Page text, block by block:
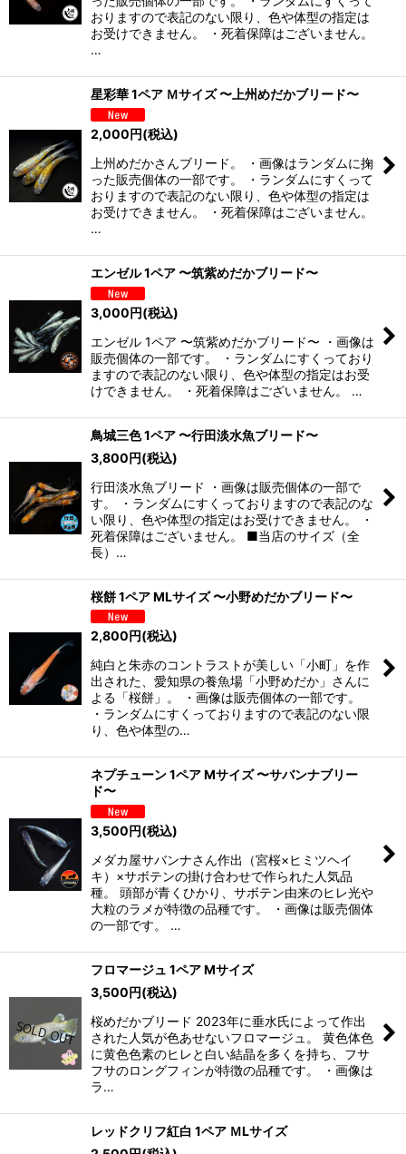
おりますので表記のない限り、色や体型の指定は
お受けできません。 ・死着保障はございません。
…
星彩華 1ペア Ｍサイズ 〜上州めだかブリード〜
2,000円(税込)
上州めだかさんブリード。 ・画像はランダムに掬
った販売個体の一部です。 ・ランダムにすくって
おりますので表記のない限り、色や体型の指定は
お受けできません。 ・死着保障はございません。
…
エンゼル 1ペア 〜筑紫めだかブリード〜
3,000円(税込)
エンゼル 1ペア 〜筑紫めだかブリード〜 ・画像は
販売個体の一部です。 ・ランダムにすくっており
ますので表記のない限り、色や体型の指定はお受
けできません。 ・死着保障はございません。 …
鳥城三色 1ペア 〜行田淡水魚ブリード〜
3,800円(税込)
行田淡水魚ブリード ・画像は販売個体の一部で
す。 ・ランダムにすくっておりますので表記のな
い限り、色や体型の指定はお受けできません。 ・
死着保障はございません。 ■当店のサイズ（全
長）…
桜餅 1ペア MLサイズ 〜小野めだかブリード〜
2,800円(税込)
純白と朱赤のコントラストが美しい「小町」を作
出された、愛知県の養魚場「小野めだか」さんに
よる「桜餅」。 ・画像は販売個体の一部です。
・ランダムにすくっておりますので表記のない限
り、色や体型の…
ネプチューン 1ペア Mサイズ 〜サバンナブリー
ド〜
3,500円(税込)
メダカ屋サバンナさん作出（宮桜×ヒミツヘイ
キ）×サボテンの掛け合わせで作られた人気品
種。 頭部が青くひかり、サボテン由来のヒレ光や
大粒のラメが特徴の品種です。 ・画像は販売個体
の一部です。 …
フロマージュ 1ペア Mサイズ
3,500円(税込)
桜めだかブリード 2023年に垂水氏によって作出
された人気が色あせないフロマージュ。 黄色体色
に黄色色素のヒレと白い結晶を多くを持ち、フサ
フサのロングフィンが特徴の品種です。 ・画像は
ラ…
レッドクリフ紅白 1ペア ＭLサイズ